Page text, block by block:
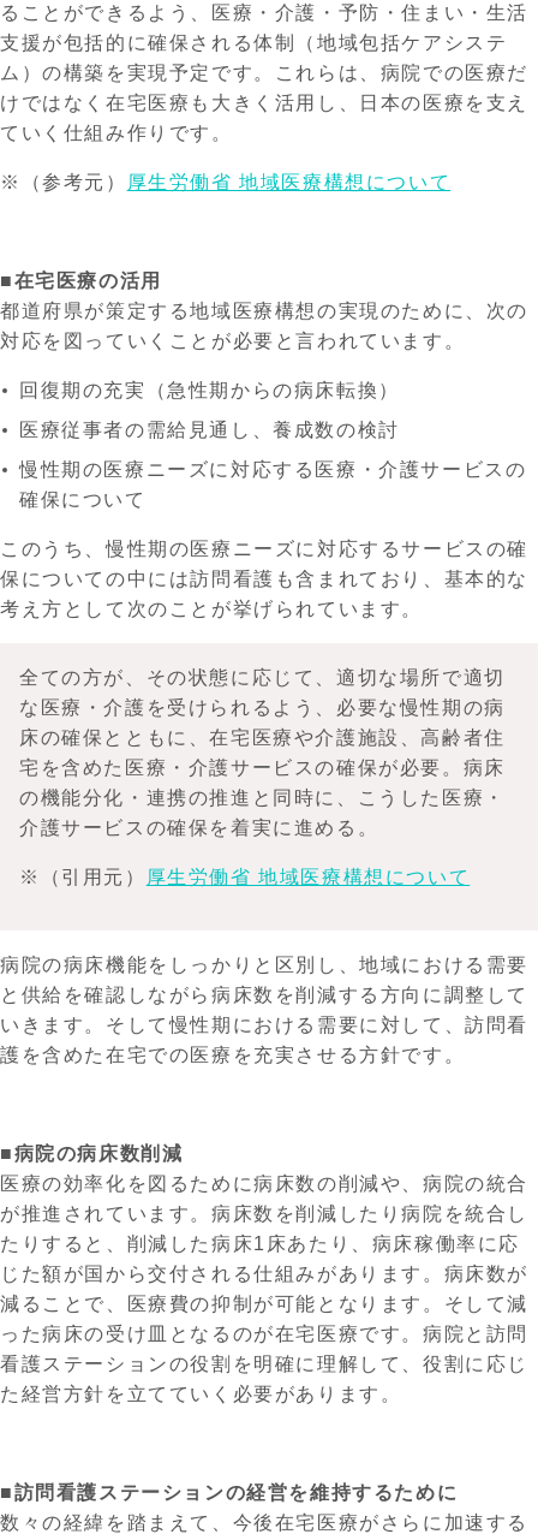
ることができるよう、医療・介護・予防・住まい・生活
支援が包括的に確保される体制（地域包括ケアシステ
ム）の構築を実現予定です。これらは、病院での医療だ
けではなく在宅医療も大きく活用し、日本の医療を支え
ていく仕組み作りです。
※（参考元） 厚生労働省 地域医療構想について
■在宅医療の活用
都道府県が策定する地域医療構想の実現のために、次の
対応を図っていくことが必要と言われています。
回復期の充実（急性期からの病床転換）
医療従事者の需給見通し、養成数の検討
慢性期の医療ニーズに対応する医療・介護サービスの
確保について
このうち、慢性期の医療ニーズに対応するサービスの確
保についての中には訪問看護も含まれており、基本的な
考え方として次のことが挙げられています。
全ての方が、その状態に応じて、適切な場所で適切
な医療・介護を受けられるよう、必要な慢性期の病
床の確保とともに、在宅医療や介護施設、高齢者住
宅を含めた医療・介護サービスの確保が必要。病床
の機能分化・連携の推進と同時に、こうした医療・
介護サービスの確保を着実に進める。
※（引用元） 厚生労働省 地域医療構想について
病院の病床機能をしっかりと区別し、地域における需要
と供給を確認しながら病床数を削減する方向に調整して
いきます。そして慢性期における需要に対して、訪問看
護を含めた在宅での医療を充実させる方針です。
■病院の病床数削減
医療の効率化を図るために病床数の削減や、病院の統合
が推進されています。病床数を削減したり病院を統合し
たりすると、削減した病床1床あたり、病床稼働率に応
じた額が国から交付される仕組みがあります。病床数が
減ることで、医療費の抑制が可能となります。そして減
った病床の受け皿となるのが在宅医療です。病院と訪問
看護ステーションの役割を明確に理解して、役割に応じ
た経営方針を立てていく必要があります。
■訪問看護ステーションの経営を維持するために
数々の経緯を踏まえて、今後在宅医療がさらに加速する